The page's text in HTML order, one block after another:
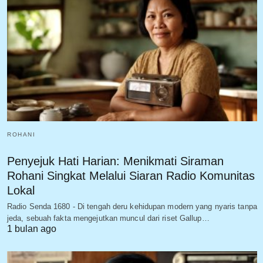
ROHANI
Penyejuk Hati Harian: Menikmati Siraman
Rohani Singkat Melalui Siaran Radio Komunitas
Lokal
Radio Senda 1680 - Di tengah deru kehidupan modern yang nyaris tanpa
jeda, sebuah fakta mengejutkan muncul dari riset Gallup…
1 bulan ago